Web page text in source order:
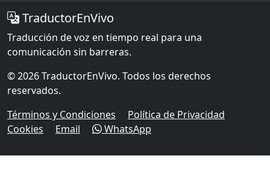
TraductorEnVivo
Traducción de voz en tiempo real para una
comunicación sin barreras.
© 2026 TraductorEnVivo. Todos los derechos
reservados.
Términos y Condiciones
Política de Privacidad
Cookies
Email WhatsApp